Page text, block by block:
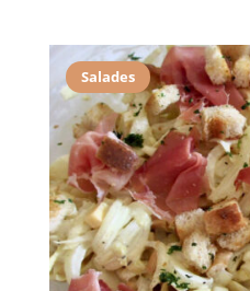
Salades